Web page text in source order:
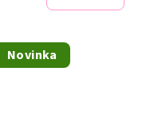
Novinka